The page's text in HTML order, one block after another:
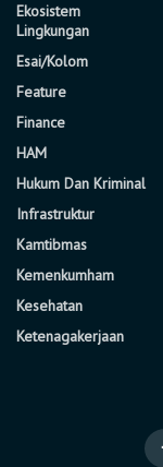
Ekosistem
Lingkungan
Esai/Kolom
Feature
Finance
HAM
Hukum Dan Kriminal
Infrastruktur
Kamtibmas
Kemenkumham
Kesehatan
Ketenagakerjaan